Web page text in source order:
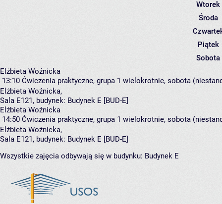
Wtorek
Środa
Piątek
Sobota
Elżbieta Woźnicka
13:10 Ćwiczenia praktyczne, grupa 1 wielokrotnie, sobota
Elżbieta Woźnicka,
Sala E121, budynek: Budynek E [BUD-E]
Elżbieta Woźnicka
14:50 Ćwiczenia praktyczne, grupa 1 wielokrotnie, sobota
Elżbieta Woźnicka,
Sala E121, budynek: Budynek E [BUD-E]
Wszystkie zajęcia odbywają się w budynku: Budynek E